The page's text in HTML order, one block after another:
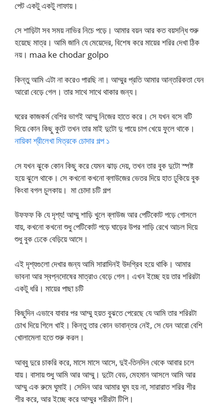
পেট একটু একটু লাফায়।
সে শাড়িটা সব সময় নাভির নিচে পড়ে। আমার বয়ন আর কত বয়সন্ধি শুরু
হয়েছে মাত্র। আমি জানি যে মেয়েদের, বিশেষ করে মায়ের শরির দেখা ঠিক
নয়। maa ke chodar golpo
কিন্তু আমি এটা না করেও পারছি না। আম্মুর প্রতি আমার আন্তরিকতা যেন
আরো বেড়ে গেল। তার সাথে সাথে থাকার জন্য।
ঘরের কাজকর্ম বেশির ভাগই আম্মু নিজের হাতে করে। সে যখন বসে বটি
দিয়ে কোন কিছু কুটে তখন তার মাই দুটো দু পায়ে চাপ খেয়ে ফুলে থাকে।
নায়িকা শ্রীলেখা মিত্রকে চোদার গল্প ১
সে যখন ঝুকে কোন কিছু করে যেমন ঝাড় দেয়, তখন তার বুক দুটো স্পষ্ট
হয়ে ঝুলে থাকে। সে কখনো কখনো ব্লাউজের ভেতর দিয়ে হাত ঢুকিয়ে বুক
কিংবা বগল চুলকায়। মা চোদা চটি গল্প
উফফফ কি যে দৃশ্য! আম্মু শাড়ি খুলে ব্লাউজ আর পেটিকোট পড়ে গোসলে
যায়, কখনো কখনো শুধু পেটিকোট পড়ে ঘাড়ের উপর শাড়ি রেখে আচল দিয়ে
শুধু বুক ঢেকে বেড়িয়ে আসে।
এই দৃশ্যগুলো দেখার জন্য আমি সারাদিনই উদগ্রিব হয়ে থাকি। আমার
ভাবনা আর স্বপ্নদোষের মাত্রাও বেড়ে গেল। এখন ইচ্ছে হয় তার শরিরটা
একটু ধরি। মায়ের পাছা চটি
কিছুদিন এভাবে যাবার পর আম্মু হয়ত বুঝতে পেরেছে যে আমি তার শরিরটা
চোখ দিয়ে গিলে খাই। কিন্তু তার কোন ভাবান্তর নেই, সে যেন আরো বেশি
খোলামেলা হতে শুরু করল।
আব্বু দুরে চাকরি করে, মাসে মাসে আসে, দুই-তিনদিন থেকে আবার চলে
যায়। বাসায় শুধু আমি আর আম্মু। দুটো বেড, মেহমান আসলে আমি আর
আম্মু এক রুমে ঘুমাই। সেদিন আর আমার ঘুম হয় না, সারারাত শরির শীর
শীর করে, আর ইচ্ছে করে আম্মুর শরীরটা টিপি।